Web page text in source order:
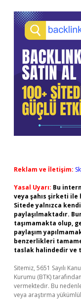
Reklam ve İletişim:
Yasal Uyarı: Bu
veya şahıs şirketi ile
Sitede yalnızca
paylaşılmaktadır.
taşımamakta olup,
paylaşım
benzerlikleri
taslak halindedir ve
Sitemiz, 5651 Sayılı
Kurumu (BTK)
vermektedir. Bu
veya araştırma